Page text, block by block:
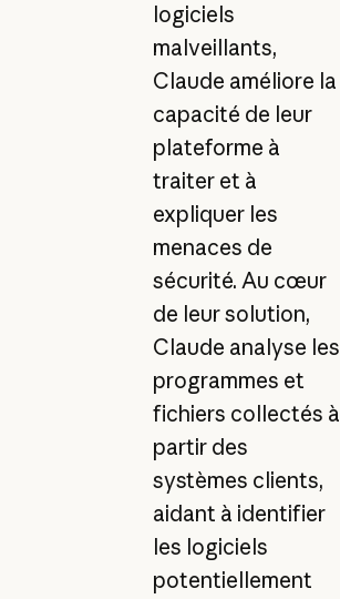
logiciels
malveillants,
Claude améliore la
capacité de leur
plateforme à
traiter et à
expliquer les
menaces de
sécurité. Au cœur
de leur solution,
Claude analyse les
programmes et
fichiers collectés à
partir des
systèmes clients,
aidant à identifier
les logiciels
potentiellement